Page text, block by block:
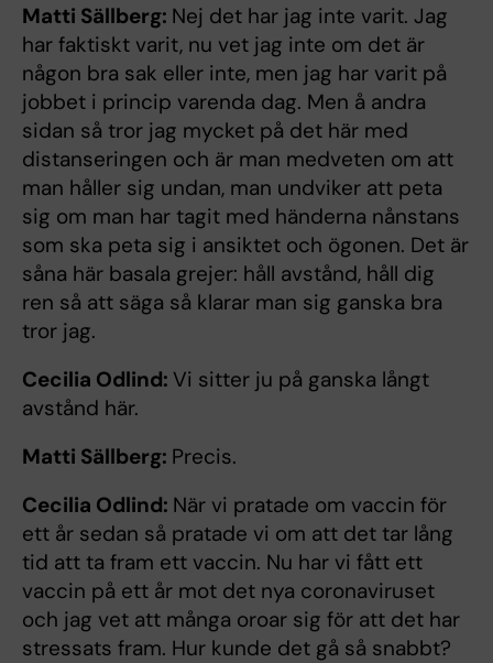
Matti Sällberg: Nej det har jag inte varit. Jag
har faktiskt varit, nu vet jag inte om det är
någon bra sak eller inte, men jag har varit på
jobbet i princip varenda dag. Men å andra
sidan så tror jag mycket på det här med
distanseringen och är man medveten om att
man håller sig undan, man undviker att peta
sig om man har tagit med händerna nånstans
som ska peta sig i ansiktet och ögonen. Det är
såna här basala grejer: håll avstånd, håll dig
ren så att säga så klarar man sig ganska bra
tror jag.
Cecilia Odlind: Vi sitter ju på ganska långt
avstånd här.
Matti Sällberg: Precis.
Cecilia Odlind: När vi pratade om vaccin för
ett år sedan så pratade vi om att det tar lång
tid att ta fram ett vaccin. Nu har vi fått ett
vaccin på ett år mot det nya coronaviruset
och jag vet att många oroar sig för att det har
stressats fram. Hur kunde det gå så snabbt?